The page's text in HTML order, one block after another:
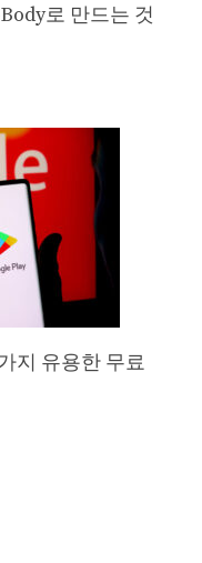
로 만드는 것
지 유용한 무료